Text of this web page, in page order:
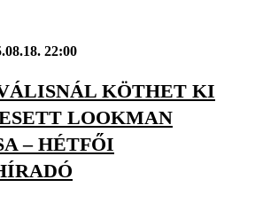
22:00
KÖTHET KI
LOOKMAN
– HÉTFŐI